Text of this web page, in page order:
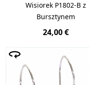
Wisiorek P1802-B z
Bursztynem
24,00 €